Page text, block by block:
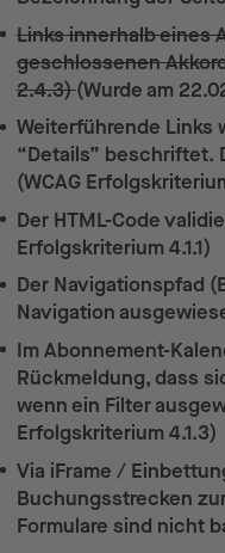
Links innerhalb eines
geschlossenen
2.4.3)(Wurde am
Weiterführende Links
“Details” beschriftet.
(WCAG
Der HTML-Code
Erfolgskriterium 4.1.1)
Der Navigationspfad
Navigation
Im Abonnement-
Rückmeldung, dass
wenn ein Filter
Erfolgskriterium 4.1.3)
Via iFrame /
Buchungsstrecken
Formulare sind nicht